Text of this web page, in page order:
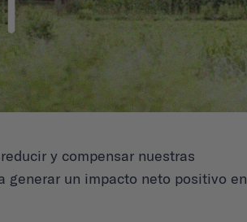
y compensar nuestras
generar un impacto neto positivo en